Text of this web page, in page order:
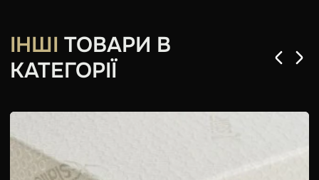
ІНШІ ТОВАРИ В
КАТЕГОРІЇ